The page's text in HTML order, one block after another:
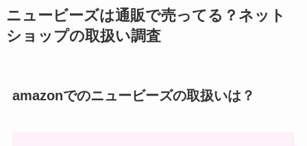
ニュービーズは通販で売ってる？ネット
ショップの取扱い調査
amazonでのニュービーズの取扱いは？